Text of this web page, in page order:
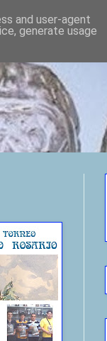
and user-agent
generate usage